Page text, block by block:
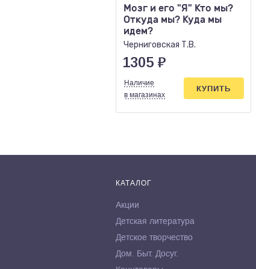
Мозг и его "Я" Кто мы?
Откуда мы? Куда мы
идем?
Черниговская Т.В.
1305 ₽
Наличие
в магазинах
КУПИТЬ
КАТАЛОГ
Акции
Детская литература
Детское творчество
Дом. Быт. Досуг.